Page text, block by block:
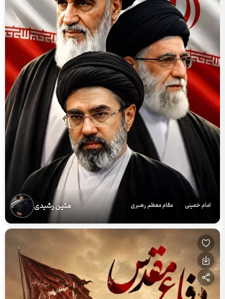
امام خمینی مقام معظم رهبری متین رشیدی